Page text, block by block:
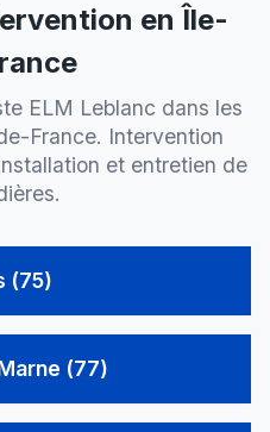
en Île-
ELM Leblanc dans les
France. Intervention
et entretien de
(75)
(77)